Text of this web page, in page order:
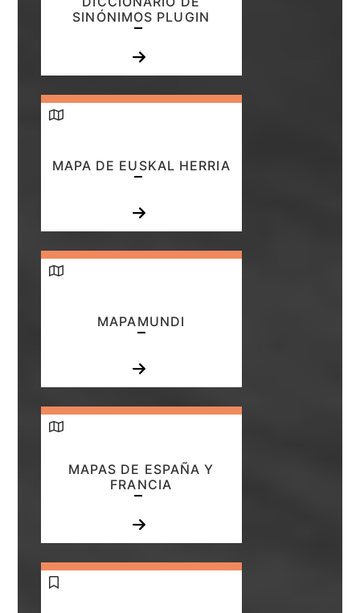
SINÓNIMOS PLUGIN
MAPA DE EUSKAL HERRIA
MAPAMUNDI
MAPAS DE ESPAÑA Y
FRANCIA